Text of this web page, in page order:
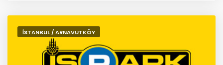
İSTANBUL / ARNAVUTKÖY